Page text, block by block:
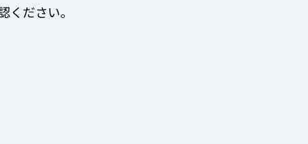
ください。